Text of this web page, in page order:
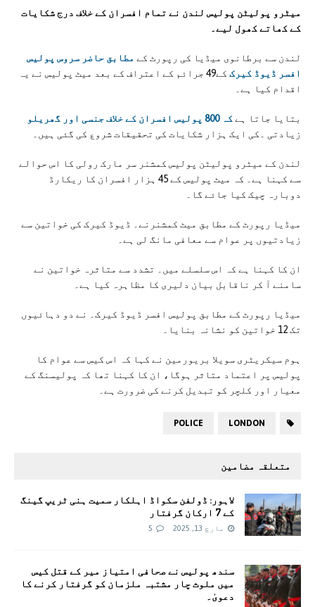
میٹرو پولیٹن پولیس لندن نے تمام افسران کے خلاف درج شکایات
کے کھاتے کھول لیے۔
لندن سے برطانوی میڈیا کی رپورٹ کے مطابق حاضر سروس پولیس
افسر ڈیوڈ کیرک
کے49 جرائم کے اعتراف کے بعد میٹ پولیس نے یہ
اقدام کیا ہے۔
بتایا جاتا ہے کہ 800 پولیس افسران کے خلاف جنسی اور گھریلو
زیادتی ۔کی ایک ہزار شکایات کی تحقیقات شروع کی گئی ہیں۔
لندن کے میٹرو پولیٹن پولیس کمشنر سر مارک رولی کا اس حوالے
سے کہنا ہے۔ کہ میٹ پولیس کے 45 ہزار افسران کا ریکارڈ
دوبارہ چیک کیا جائے گا۔
میڈیا رپورٹ کے مطابق میٹ کمشنرنے۔ ڈیوڈ کیرک کی خواتین سے
زیادتیوں پر عوام سے معافی مانگ لی ہے۔
ان کا کہنا ہے کہ اس سلسلے میں۔ تشدد سے متاثرہ خواتین نے
سامنے آ کر ناقابل بیان دلیری کا مظاہرہ کیا ہے۔
میڈیا رپورٹ کے مطابق پولیس افسر ڈیوڈ کیرک۔ نے دو دہائیوں
تک 12 خواتین کو نشانہ بنایا۔
ہوم سیکریٹری سویلا بریورمین نے کہا کہ اس کیس سے عوام کا
پولیس پر اعتماد متاثر ہوگا، ان کا کہنا تھا کہ پولیسنگ کے
معیار اور کلچر کو تبدیل کرنے کی ضرورت ہے۔
LONDON
POLICE
متعلقہ مضامین
لاہور: ڈولفن سکواڈ اہلکار سمیت ہنی ٹریپ گینگ
کے 7 ارکان گرفتار
مارچ 13, 2025 5
سندھ پولیس نے صحافی امتیاز میر کے قتل کیس
میں ملوث چار مشتبہ ملزمان کو گرفتار کرنے کا
دعویٰ۔